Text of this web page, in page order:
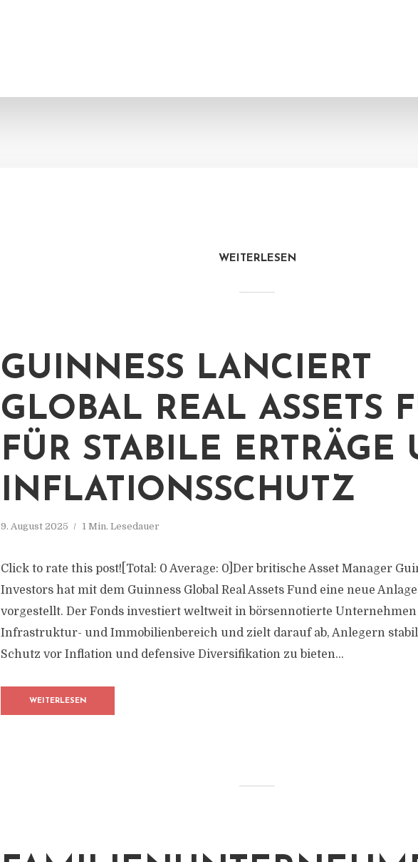
WEITERLESEN
GUINNESS LANCIERT
GLOBAL REAL ASSETS
FÜR STABILE ERTRÄGE
INFLATIONSSCHUTZ
9. August 2025 1 Min. Lesedauer
Click to rate this post![Total: 0 Average: 0]Der britische Asset Manager
Investors hat mit dem Guinness Global Real Assets Fund eine neue
vorgestellt. Der Fonds investiert weltweit in börsennotierte Unternehmen
Infrastruktur- und Immobilienbereich und zielt darauf ab, Anlegern
Schutz vor Inflation und defensive Diversifikation zu bieten...
WEITERLESEN